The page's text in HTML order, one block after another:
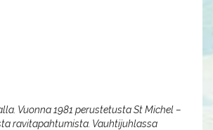
Vuonna 1981 perustetusta St Michel –
ravitapahtumista. Vauhtijuhlassa